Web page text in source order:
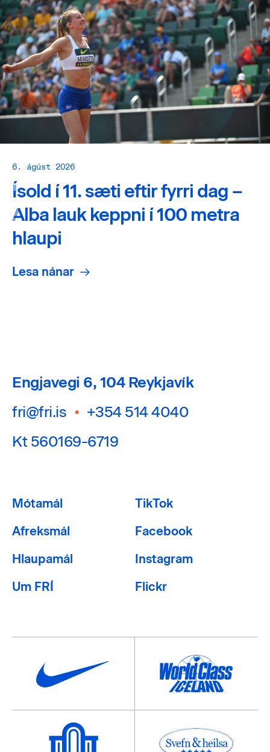
6. ágúst 2026
Ísold í 11. sæti eftir fyrri dag –
Alba lauk keppni í 100 metra
hlaupi
Lesa nánar
Engjavegi 6, 104 Reykjavík
fri@fri.is • +354 514 4040
Kt 560169-6719
Mótamál
Afreksmál
Hlaupamál
Um FRÍ
TikTok
Facebook
Instagram
Flickr